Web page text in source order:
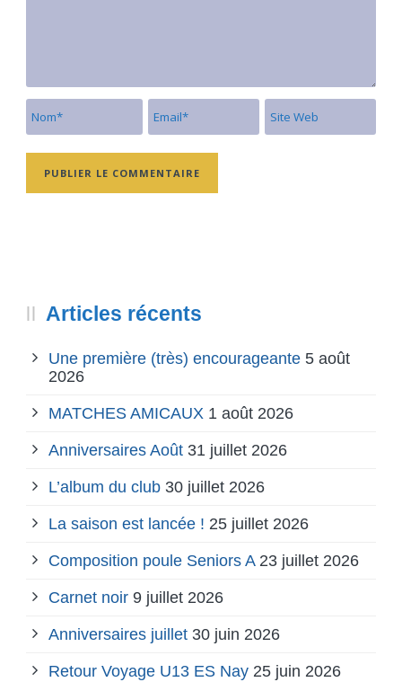
Articles récents
Une première (très) encourageante 5 août
2026
MATCHES AMICAUX 1 août 2026
Anniversaires Août 31 juillet 2026
L’album du club 30 juillet 2026
La saison est lancée ! 25 juillet 2026
Composition poule Seniors A 23 juillet 2026
Carnet noir 9 juillet 2026
Anniversaires juillet 30 juin 2026
Retour Voyage U13 ES Nay 25 juin 2026